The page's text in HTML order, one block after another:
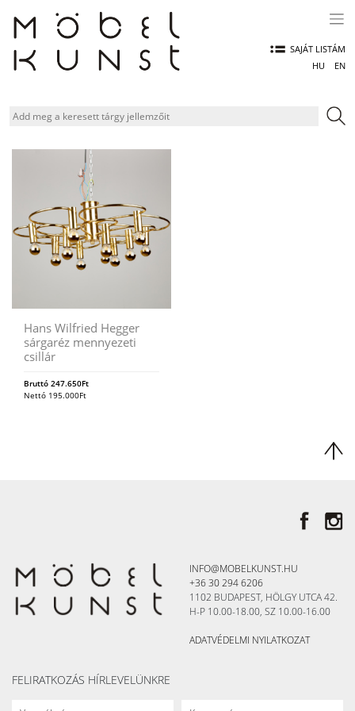
content
SAJÁT LISTÁM
HU
EN
Hans Wilfried Hegger
sárgaréz mennyezeti
csillár
Bruttó 247.650Ft
Nettó 195.000Ft
INFO@MOBELKUNST.HU
+36 30 294 6206
1102 BUDAPEST, HÖLGY UTCA 42.
H-P 10.00-18.00, SZ 10.00-16.00
ADATVÉDELMI NYILATKOZAT
FELIRATKOZÁS HÍRLEVELÜNKRE